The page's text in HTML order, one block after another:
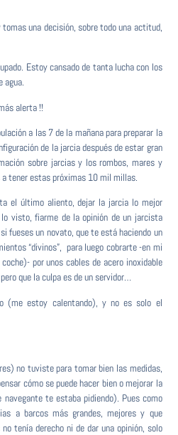
una decisión, sobre todo una actitud,
Estoy cansado de tanta lucha con los
agua.
alerta !!
a las 7 de la mañana para preparar la
de la jarcia después de estar gran
sobre jarcias y los rombos, mares y
tener estas próximas 10 mil millas.
el último aliento, dejar la jarcia lo mejor
visto, fiarme de la opinión de un jarcista
fueses un novato, que te está haciendo un
“divinos”, para luego cobrarte -en mi
por unos cables de acero inoxidable
que la culpa es de un servidor…
(me estoy calentando), y no es solo el
no tuviste para tomar bien las medidas,
cómo se puede hacer bien o mejorar la
te estaba pidiendo). Pues como
a barcos más grandes, mejores y que
tenía derecho ni de dar una opinión, solo